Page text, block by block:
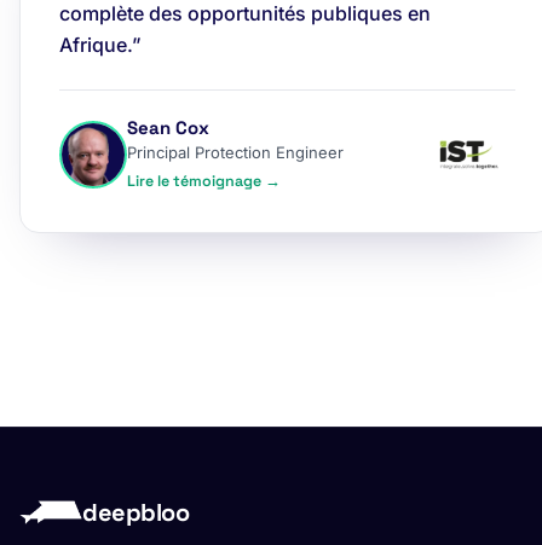
complète des opportunités publiques en
Afrique.”
Sean Cox
Principal Protection Engineer
Lire le témoignage →
deepbloo